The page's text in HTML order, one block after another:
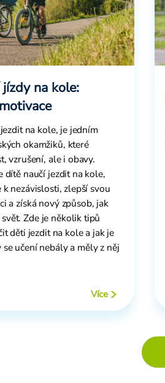
na kole:
na kole, je jedním
okamžiků, které
vzrušení, ale i obavy.
dítě naučí jezdit na kole,
nezávislosti, zlepší svou
a získá nový způsob, jak
Zde je několik tipů
děti jezdit na kole a jak je
učení nebály a měly z něj
Více